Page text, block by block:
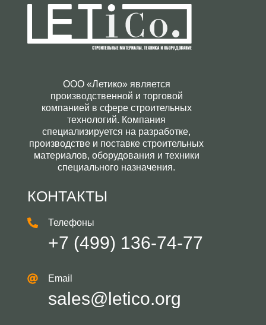
ООО «Летико» является
производственной и торговой
компанией в сфере строительных
технологий. Компания
специализируется на разработке,
производстве и поставке строительных
материалов, оборудования и техники
специального назначения.
КОНТАКТЫ
Телефоны
+7 (499) 136-74-77
Email
sales@letico.org